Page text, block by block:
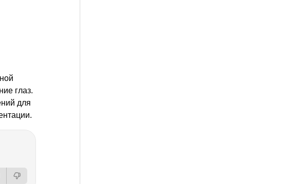
глаз.
для